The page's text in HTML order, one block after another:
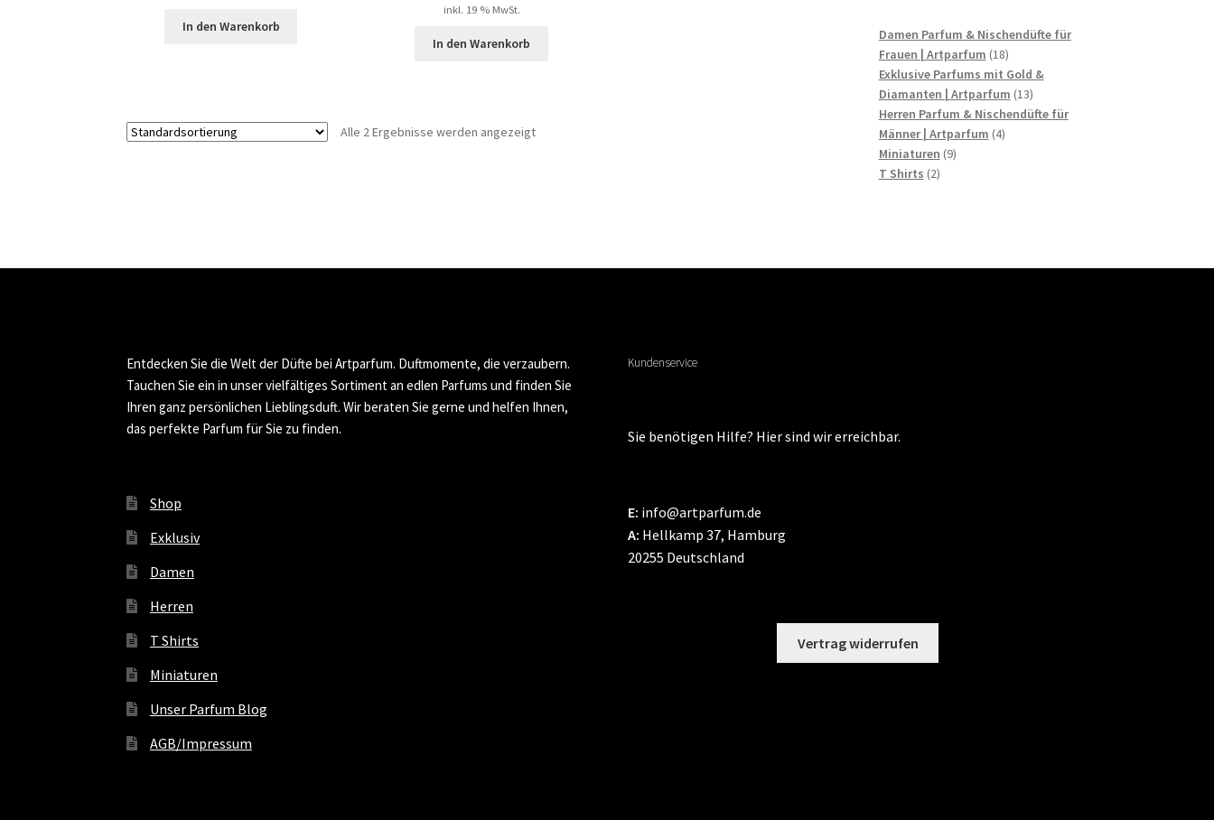
In den Warenkorb
inkl. 19 % MwSt.
In den Warenkorb
Alle 2 Ergebnisse werden angezeigt
Damen Parfum & Nischendüfte für
Frauen | Artparfum 1818
Produkte
Exklusive Parfums mit Gold &
Diamanten | Artparfum 1313
Produkte
Herren Parfum & Nischendüfte für
Männer | Artparfum 44
Miniaturen 99
T Shirts 22
Entdecken Sie die Welt der Düfte bei Artparfum. Duftmomente, die verzaubern.
Tauchen Sie ein in unser vielfältiges Sortiment an edlen Parfums und finden Sie
Ihren ganz persönlichen Lieblingsduft. Wir beraten Sie gerne und helfen Ihnen,
das perfekte Parfum für Sie zu finden.
Shop
Exklusiv
Damen
Herren
T Shirts
Miniaturen
Unser Parfum Blog
AGB/Impressum
Kundenservice
Sie benötigen Hilfe? Hier sind wir erreichbar.
E: info@artparfum.de
A: Hellkamp 37, Hamburg
20255 Deutschland
Vertrag widerrufen